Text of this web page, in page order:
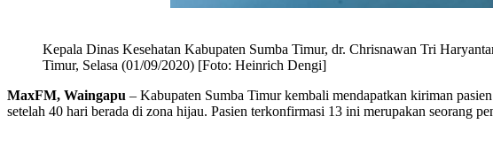
Kepala Dinas Kesehatan Kabupaten Sumba Timur, dr. Chrisnawan Tri
Timur, Selasa (01/09/2020) [Foto: Heinrich Dengi]
MaxFM, Waingapu – Kabupaten Sumba Timur kembali mendapatkan kiriman
setelah 40 hari berada di zona hijau. Pasien terkonfirmasi 13 ini merupakan seorang